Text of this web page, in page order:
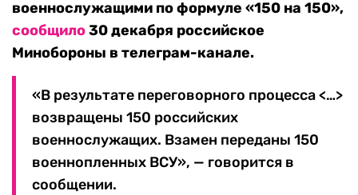
военнослужащими по формуле «150 на 150»,
сообщило30 декабря российское
Минобороны в телеграм-канале.
«В результате переговорного процесса <…>
возвращены 150 российских
военнослужащих. Взамен переданы 150
военнопленных ВСУ», — говорится в
сообщении.